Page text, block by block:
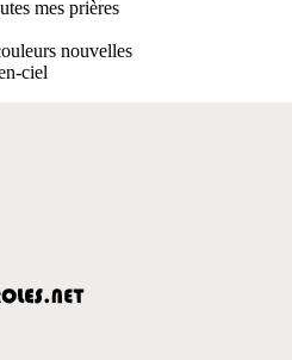
mes prières
nouvelles
ciel